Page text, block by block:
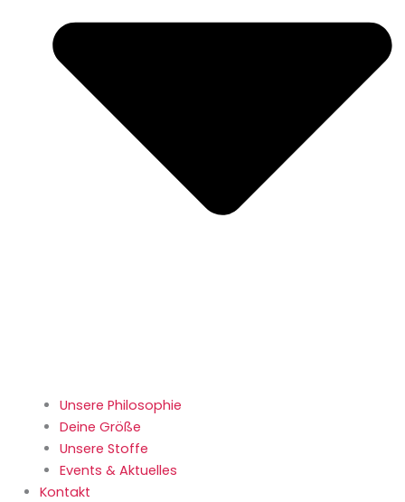
Unsere Philosophie
Deine Größe
Unsere Stoffe
Events & Aktuelles
Kontakt